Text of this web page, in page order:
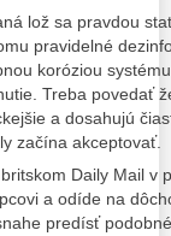
lož sa pravdou
pravidelné
koróziou
Treba povedať
a dosahujú
začína akceptovať.
Daily Mail v
a odíde na
predísť